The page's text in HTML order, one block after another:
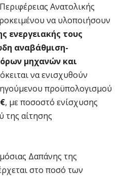
Ανατολικής
να υλοποιήσουν
ενεργειακής τους
αναβάθμιση-
μηχανών και
να ενισχυθούν
προϋπολογισμού
, με ποσοστό ενίσχυσης
της αίτησης
Δαπάνης της
στο ποσό των